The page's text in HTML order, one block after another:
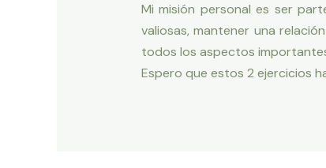
Mi misión personal es ser
valiosas, mantener una
todos los aspectos
Espero que estos 2 ejercicios